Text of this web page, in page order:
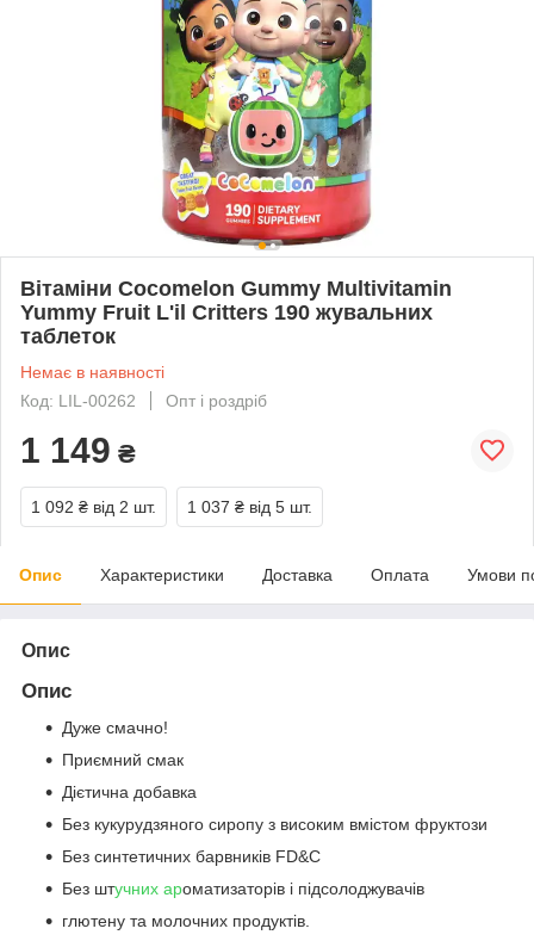
Вітаміни Cocomelon Gummy Multivitamin
Yummy Fruit L'il Critters 190 жувальних
таблеток
Немає в наявності
Код: LIL-00262
Опт і роздріб
1 149 ₴
1 092 ₴ від 2 шт. 1 037 ₴ від 5 шт.
Опис Характеристики Доставка Оплата Умови
Опис
Опис
Дуже смачно!
Приємний смак
Дієтична добавка
Без кукурудзяного сиропу з високим вмістом фруктози
Без синтетичних барвників FD&C
Без штучних ароматизаторів і підсолоджувачів
глютену та молочних продуктів.